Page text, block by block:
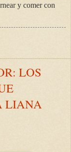
y comer con
LOS
LIANA